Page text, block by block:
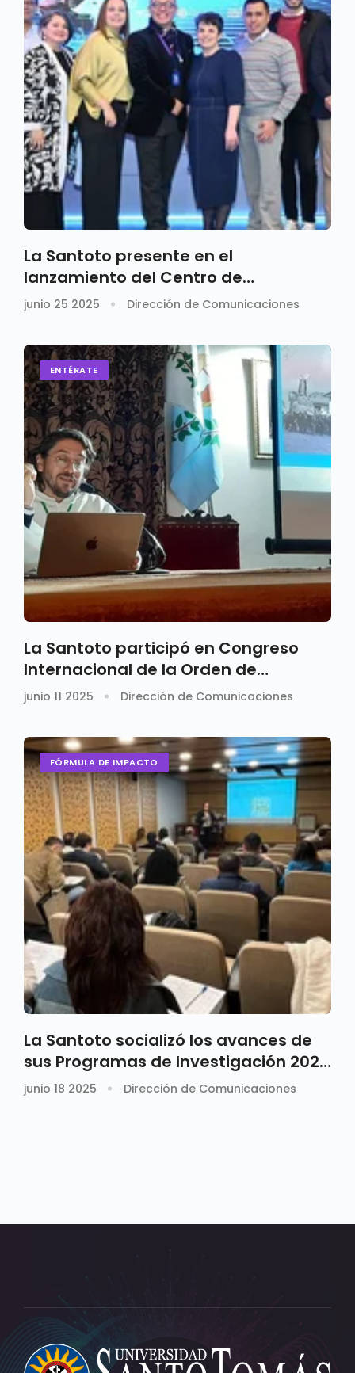
La Santoto presente en el
lanzamiento del Centro de
Innovación de Bogotá
junio 25 2025 Dirección de Comunicaciones
ENTÉRATE
La Santoto participó en Congreso
Internacional de la Orden de
Predicadores
junio 11 2025 Dirección de Comunicaciones
FÓRMULA DE IMPACTO
La Santoto socializó los avances de
sus Programas de Investigación 2024
- 2026
junio 18 2025 Dirección de Comunicaciones